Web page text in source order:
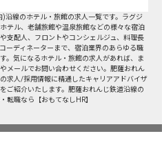
)沿線のホテル・旅館の求人一覧です。ラグジ
テル、老舗旅館や温泉旅館などの様々な宿泊
支配人、フロントやコンシェルジュ、料理長
ーディネーターまで、宿泊業界のあらゆる職
。気になるホテル・旅館の求人があれば、ま
メールでお問い合わせください。肥薩おれん
求人/採用情報に精通したキャリアアドバイザ
ご紹介いたします。肥薩おれんじ鉄道沿線の
転職なら【おもてなしHR】